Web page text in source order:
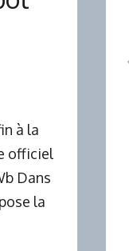
à la
officiel
Dans
la